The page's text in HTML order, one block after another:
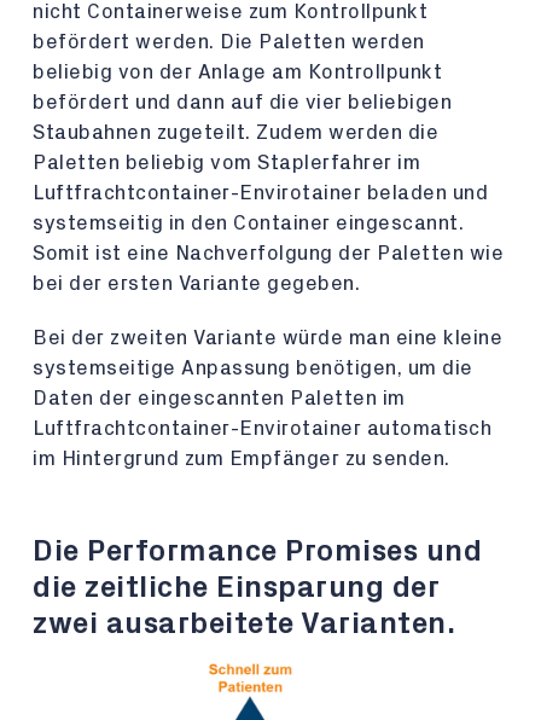
nicht Containerweise zum Kontrollpunkt
befördert werden. Die Paletten werden
beliebig von der Anlage am Kontrollpunkt
befördert und dann auf die vier beliebigen
Staubahnen zugeteilt. Zudem werden die
Paletten beliebig vom Staplerfahrer im
Luftfrachtcontainer-Envirotainer beladen und
systemseitig in den Container eingescannt.
Somit ist eine Nachverfolgung der Paletten wie
bei der ersten Variante gegeben.
Bei der zweiten Variante würde man eine kleine
systemseitige Anpassung benötigen, um die
Daten der eingescannten Paletten im
Luftfrachtcontainer-Envirotainer automatisch
im Hintergrund zum Empfänger zu senden.
Die Performance Promises und
die zeitliche Einsparung der
zwei ausarbeitete Varianten.